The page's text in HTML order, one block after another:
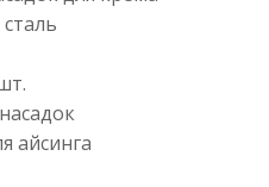
айсинга